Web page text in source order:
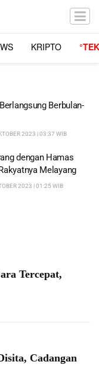
KRIPTO
Berbulan-
2023 | 03:37 WIB
dengan Hamas
Melayang
2023 | 01:25 WIB
Tercepat,
Cadangan